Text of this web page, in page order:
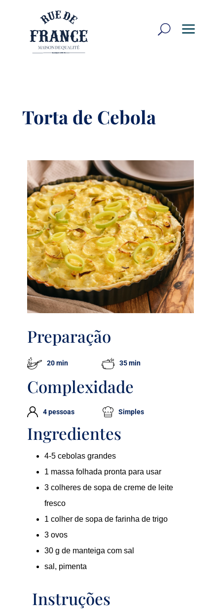
U a
Torta de Cebola
Preparação
20 min 35 min
Complexidade
4 pessoas Simples
Ingredientes
4-5 cebolas grandes
1 massa folhada pronta para usar
3 colheres de sopa de creme de leite
fresco
1 colher de sopa de farinha de trigo
3 ovos
30 g de manteiga com sal
sal, pimenta
Instruções